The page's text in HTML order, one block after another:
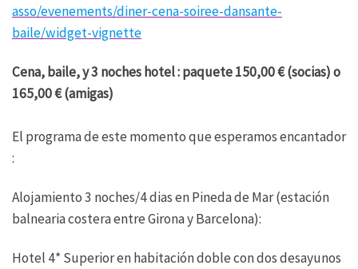
asso/evenements/diner-cena-soiree-dansante-
baile/widget-vignette
Cena, baile, y 3 noches hotel : paquete 150,00 € (socias) o
165,00 € (amigas)
El programa de este momento que esperamos encantador
:
Alojamiento 3 noches/4 dias en Pineda de Mar (estación
balnearia costera entre Girona y Barcelona):
Hotel 4* Superior en habitación doble con dos desayunos